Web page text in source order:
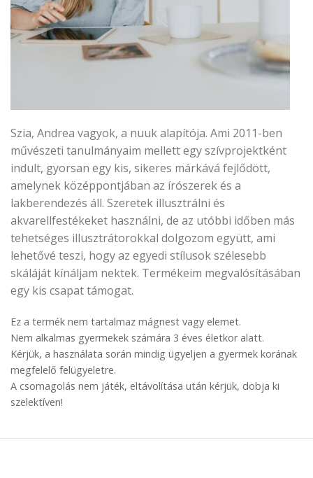
Szia, Andrea vagyok, a nuuk alapítója. Ami 2011-ben
művészeti tanulmányaim mellett egy szívprojektként
indult, gyorsan egy kis, sikeres márkává fejlődött,
amelynek középpontjában az írószerek és a
lakberendezés áll. Szeretek illusztrálni és
akvarellfestékeket használni, de az utóbbi időben más
tehetséges illusztrátorokkal dolgozom együtt, ami
lehetővé teszi, hogy az egyedi stílusok szélesebb
skáláját kínáljam nektek. Termékeim megvalósításában
egy kis csapat támogat.
Ez a termék nem tartalmaz mágnest vagy elemet.
Nem alkalmas gyermekek számára 3 éves életkor alatt.
Kérjük, a használata során mindig ügyeljen a gyermek korának
megfelelő felügyeletre.
A csomagolás nem játék, eltávolítása után kérjük, dobja ki
szelektíven!